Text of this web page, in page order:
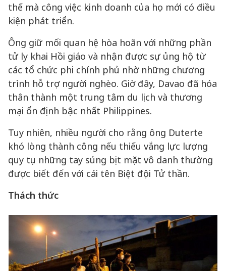
thế mà công việc kinh doanh của họ mới có điều
kiện phát triển.
Ông giữ mối quan hệ hòa hoãn với những phần
tử ly khai Hồi giáo và nhận được sự ủng hộ từ
các tổ chức phi chính phủ nhờ những chương
trình hỗ trợ người nghèo. Giờ đây, Davao đã hóa
thân thành một trung tâm du lịch và thương
mại ổn định bậc nhất Philippines.
Tuy nhiên, nhiều người cho rằng ông Duterte
khó lòng thành công nếu thiếu vắng lực lượng
quy tụ những tay súng bịt mặt vô danh thường
được biết đến với cái tên Biệt đội Tử thần.
Thách thức